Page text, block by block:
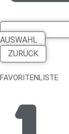
AUSWAHL
ZURÜCK
FAVORITENLISTE